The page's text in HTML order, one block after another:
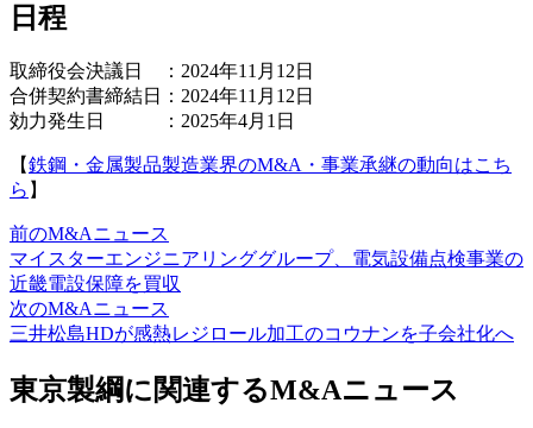
日程
取締役会決議日 ：2024年11月12日
合併契約書締結日：2024年11月12日
効力発生日 ：2025年4月1日
【鉄鋼・金属製品製造業界のM&A・事業承継の動向はこち
ら 】
前のM&Aニュース
マイスターエンジニアリンググループ、電気設備点検事業の
近畿電設保障を買収
次のM&Aニュース
三井松島HDが感熱レジロール加工のコウナンを子会社化へ
東京製綱に関連するM&Aニュース